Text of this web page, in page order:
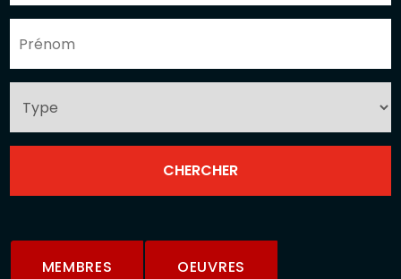
MEMBRES OEUVRES